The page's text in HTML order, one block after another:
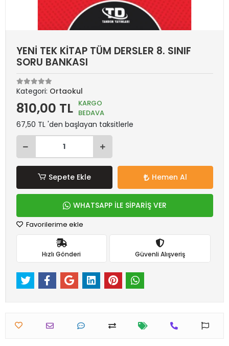
YENİ TEK KİTAP TÜM DERSLER 8. SINIF
SORU BANKASI
Kategori: Ortaokul
810,00 TL KARGO
BEDAVA
67,50 TL 'den başlayan taksitlerle
Sepete Ekle Hemen Al
WHATSAPP İLE SİPARİŞ VER
Favorilerime ekle
Hızlı Gönderi Güvenli Alışveriş